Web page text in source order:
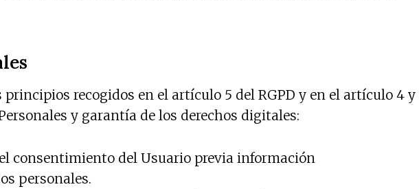
recogidos en el artículo 5 del RGPD y en el artículo 4 y
y garantía de los derechos digitales:
consentimiento del Usuario previa información
personales.